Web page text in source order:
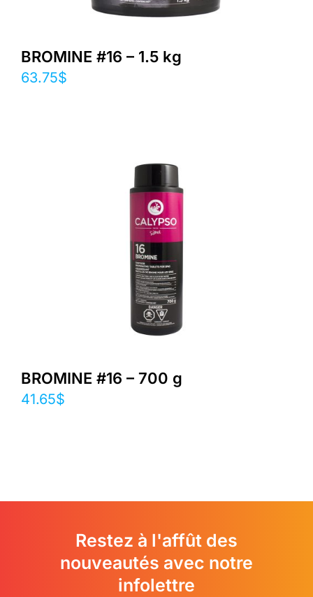
BROMINE #16 – 1.5 kg
63.75$
BROMINE #16 – 700 g
41.65$
Restez à l'affût des
nouveautés avec notre
infolettre